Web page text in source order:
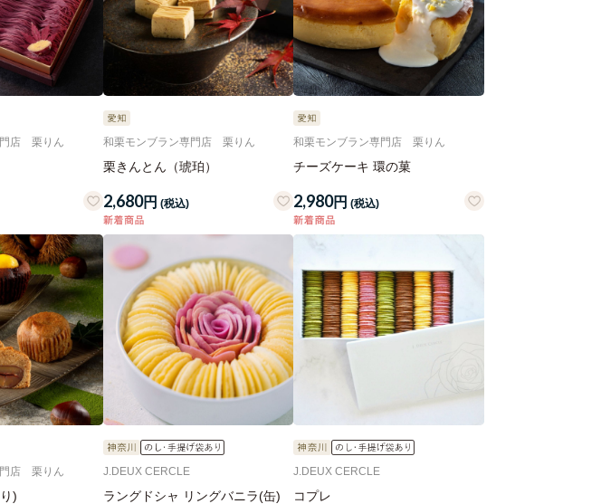
門店 栗りん 和栗モンブラン専門店 栗りん
栗きんとん（琥珀）
2,680円 (税込)
和栗モンブラン専門店 栗りん
チーズケーキ 環の菓
2,980円 (税込)
門店 栗りん
)
J.DEUX CERCLE
ラングドシャ リングバニラ(缶)
J.DEUX CERCLE
コプレ